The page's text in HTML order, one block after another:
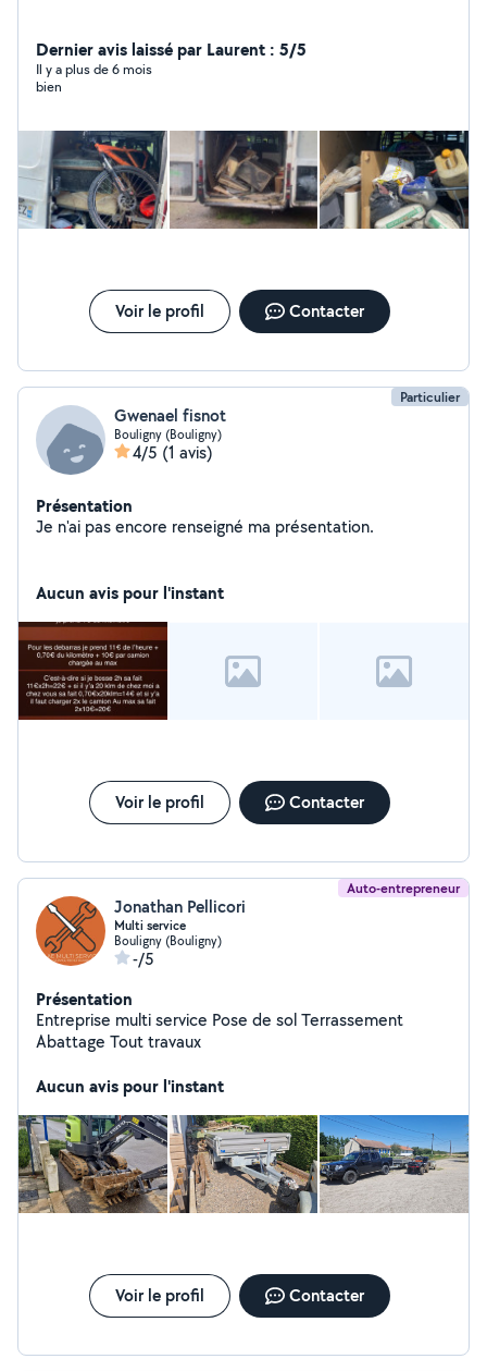
Dernier avis laissé par Laurent : 5/5
Il y a plus de 6 mois
bien
Voir le profil Contacter
Particulier
Gwenael fisnot
Bouligny (Bouligny)
4/5 (1 avis)
Présentation
Je n'ai pas encore renseigné ma présentation.
Aucun avis pour l'instant
Voir le profil Contacter
Auto-entrepreneur
Jonathan Pellicori
Multi service
Bouligny (Bouligny)
-/5
Présentation
Entreprise multi service Pose de sol Terrassement
Abattage Tout travaux
Aucun avis pour l'instant
Voir le profil Contacter